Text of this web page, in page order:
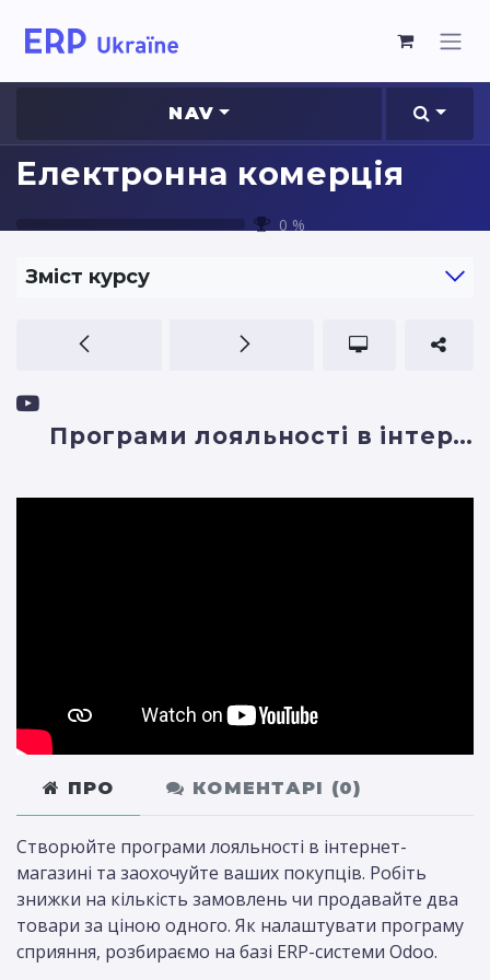
NAV
Електронна комерція
0 %
Зміст курсу
Програми лояльності в інтернет-магазині
ПРО КОМЕНТАРІ (0)
Створюйте програми лояльності в інтернет-
магазині та заохочуйте ваших покупців. Робіть
знижки на кількість замовлень чи продавайте два
товари за ціною одного. Як налаштувати програму
сприяння, розбираємо на базі ERP-системи Odoo.